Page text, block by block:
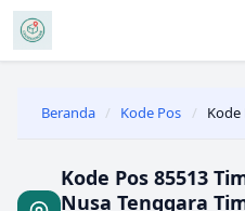
Beranda / Kode Pos / Kode
Kode Pos 85513
Nusa Tenggara